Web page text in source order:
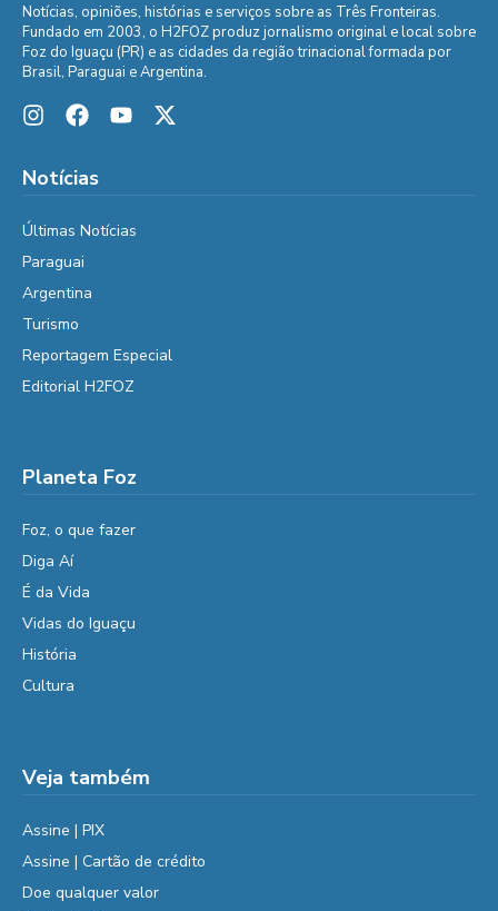
Notícias, opiniões, histórias e serviços sobre as Três Fronteiras.
Fundado em 2003, o H2FOZ produz jornalismo original e local sobre
Foz do Iguaçu (PR) e as cidades da região trinacional formada por
Brasil, Paraguai e Argentina.
Notícias
Últimas Notícias
Paraguai
Argentina
Turismo
Reportagem Especial
Editorial H2FOZ
Planeta Foz
Foz, o que fazer
Diga Aí
É da Vida
Vidas do Iguaçu
História
Cultura
Veja também
Assine | PIX
Assine | Cartão de crédito
Doe qualquer valor